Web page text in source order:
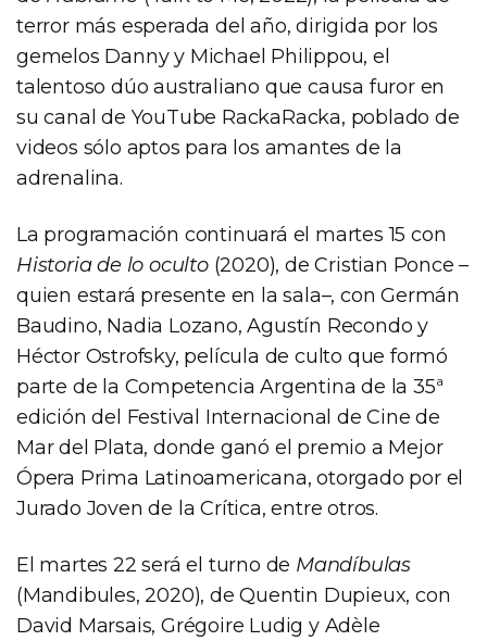
terror más esperada del año, dirigida por los
gemelos Danny y Michael Philippou, el
talentoso dúo australiano que causa furor en
su canal de YouTube RackaRacka, poblado de
videos sólo aptos para los amantes de la
adrenalina.
La programación continuará el martes 15 con
Historia de lo oculto(2020), de Cristian Ponce –
quien estará presente en la sala–, con Germán
Baudino, Nadia Lozano, Agustín Recondo y
Héctor Ostrofsky, película de culto que formó
parte de la Competencia Argentina de la 35ª
edición del Festival Internacional de Cine de
Mar del Plata, donde ganó el premio a Mejor
Ópera Prima Latinoamericana, otorgado por el
Jurado Joven de la Crítica, entre otros.
El martes 22 será el turno de Mandíbulas
(Mandibules, 2020), de Quentin Dupieux, con
David Marsais, Grégoire Ludig y Adèle